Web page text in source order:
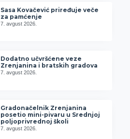
Sasa Kovačević priređuje veče
za pamćenje
7. avgust 2026.
Dodatno učvršćene veze
Zrenjanina i bratskih gradova
7. avgust 2026.
Gradonačelnik Zrenjanina
posetio mini-pivaru u Srednjoj
poljoprivrednoj školi
7. avgust 2026.